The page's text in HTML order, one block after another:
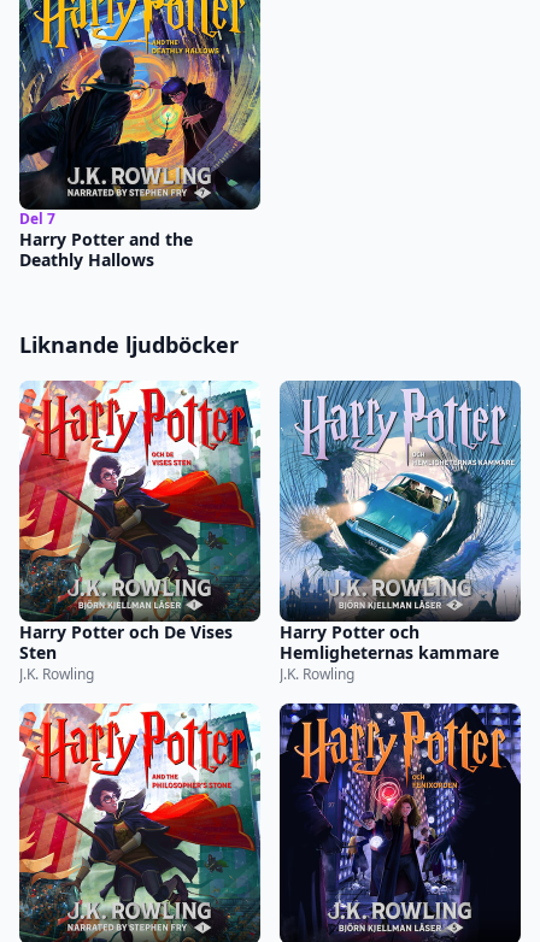
Del 7
Harry Potter and the
Deathly Hallows
Liknande ljudböcker
Harry Potter och De Vises
Sten
J.K. Rowling
Harry Potter och
Hemligheternas kammare
J.K. Rowling